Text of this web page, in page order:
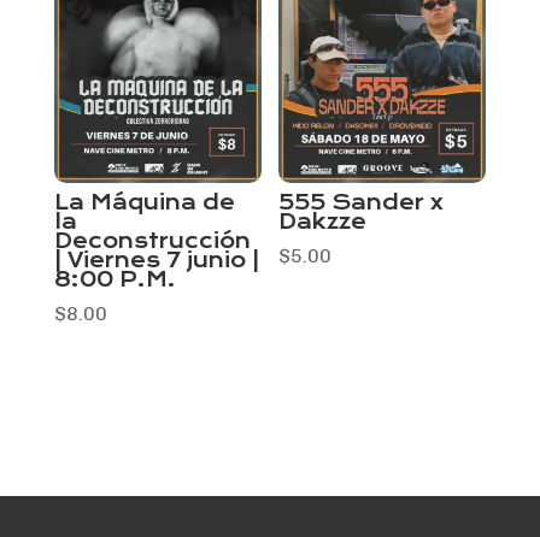
La Máquina de
la
Deconstrucción
| Viernes 7 junio |
8:00 P.M.
$8.00
555 Sander x
Dakzze
$5.00